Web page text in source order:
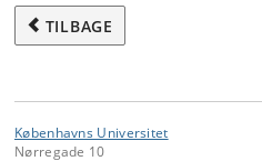
TILBAGE
Københavns Universitet
Nørregade 10